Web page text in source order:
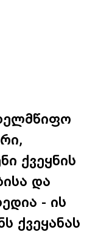
ქვეყნის
და
- ის
ქვეყანას